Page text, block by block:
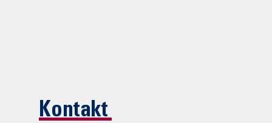
Kontakt